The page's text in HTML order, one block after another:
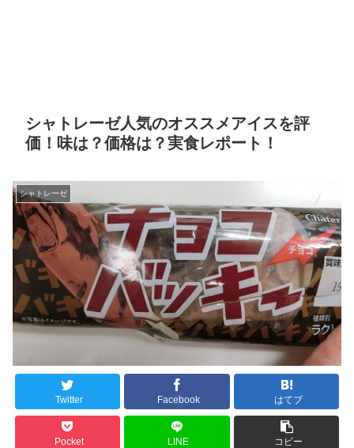
シャトレーゼ人気のオススメアイスを評
価！味は？価格は？実食レポート！
シャトレーゼ
Twitter Facebook はてブ
Pocket LINE コピー